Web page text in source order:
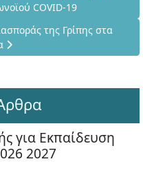
COVID-19
κατά της Διασποράς της
της Γρίπης στα
για Εκπαίδευση
2027